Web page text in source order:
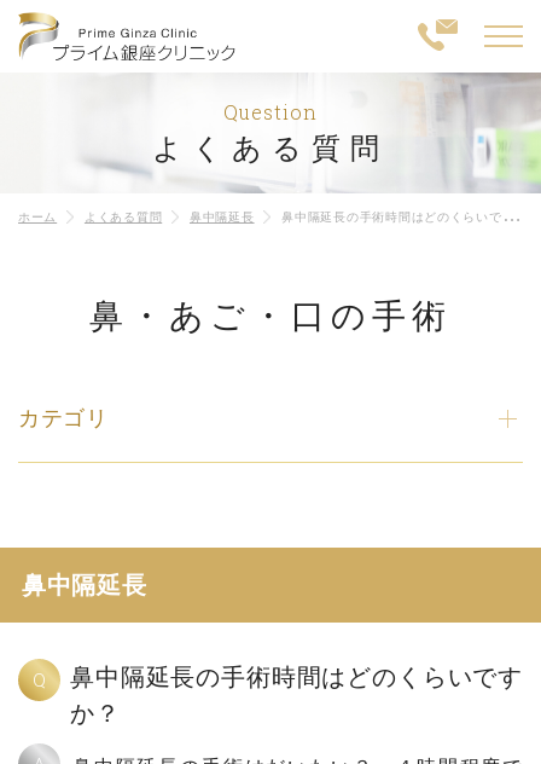
Question
よくある質問
ホーム よくある質問 鼻中隔延長 鼻中隔延長の手術時間はどのくらいですか？
鼻・あご・口の手術
カテゴリ
鼻中隔延長
Q
鼻中隔延長の手術時間はどのくらいです
か？